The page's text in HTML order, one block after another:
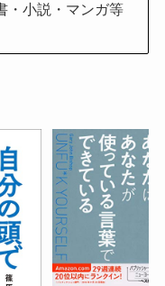
・小説・マンガ等